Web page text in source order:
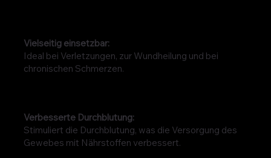
Verbesserte Durchblutung:
Stimuliert die Durchblutung, was die Versorgung des
Gewebes mit Nährstoffen verbessert.
Vielseitig einsetzbar:
Ideal bei Verletzungen, zur Wundheilung und bei
chronischen Schmerzen.